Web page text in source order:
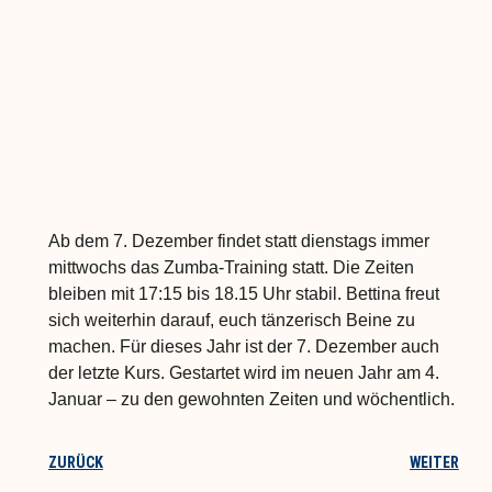
Ab dem 7. Dezember findet statt dienstags immer
mittwochs das Zumba-Training statt. Die Zeiten
bleiben mit 17:15 bis 18.15 Uhr stabil. Bettina freut
sich weiterhin darauf, euch tänzerisch Beine zu
machen. Für dieses Jahr ist der 7. Dezember auch
der letzte Kurs. Gestartet wird im neuen Jahr am 4.
Januar – zu den gewohnten Zeiten und wöchentlich.
ZURÜCK WEITER